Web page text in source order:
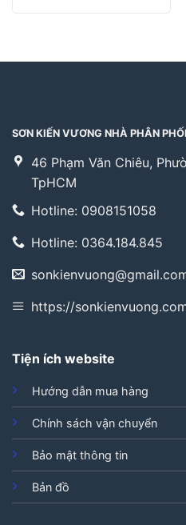
SƠN KIẾN VƯƠNG NHÀ PHÂN
46 Phạm Văn Chiêu,
TpHCM
Hotline: 0908151058
Hotline: 0364.184.845
https://
Tiện ích website
Hướng dẫn mua hàng
Chính sách vận chuyển
Bảo mật thông tin
Bản đồ